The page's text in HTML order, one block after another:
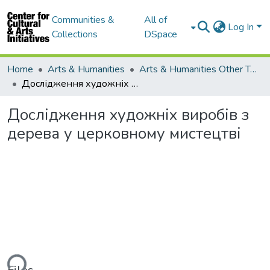
Communities &
Collections
All of
DSpace
Log In
Home Arts & Humanities
Arts & Humanities Other Topics
Дослідження художніх виробів з дерева у церковному мистецтві
Дослідження художніх виробів з
дерева у церковному мистецтві